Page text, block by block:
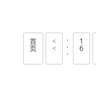
首
页
<
<
·
·
·
1
6